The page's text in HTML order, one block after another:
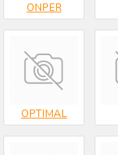
ONPER
OPTIMAL